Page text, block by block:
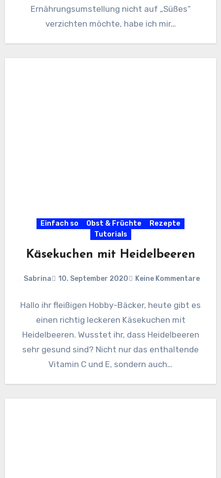
Ernährungsumstellung nicht auf „Süßes“
verzichten möchte, habe ich mir…
Einfach so Obst & Früchte
Rezepte
Tutorials
Käsekuchen mit Heidelbeeren
Sabrina 10. September 2020 Keine Kommentare
Hallo ihr fleißigen Hobby-Bäcker, heute gibt es
einen richtig leckeren Käsekuchen mit
Heidelbeeren. Wusstet ihr, dass Heidelbeeren
sehr gesund sind? Nicht nur das enthaltende
Vitamin C und E, sondern auch…